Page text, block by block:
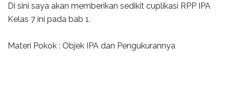
Di sini saya akan memberikan sedikit cuplikasi RPP IPA
Kelas 7 ini pada bab 1.
Materi Pokok : Objek IPA dan Pengukurannya